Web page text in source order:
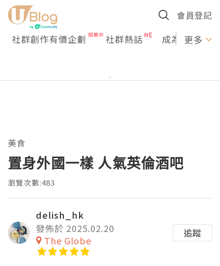
會員登記
社群創作有價企劃 社群熱話 成為U更多
美食
置身外國一樣 人氣英倫酒吧
瀏覽次數:483
delish_hk
發佈於 2025.02.20
The Globe
追蹤